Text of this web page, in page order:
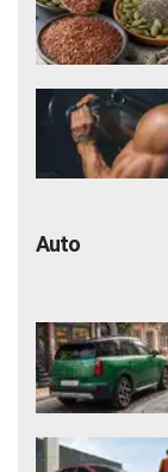
Auto